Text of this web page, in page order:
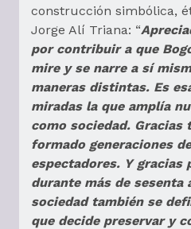
construcción simbólica,
Jorge Alí Triana: “
por contribuir a que
mire y se narre a sí
maneras distintas. Es
miradas la que amplía
como sociedad. Gracias
formado generaciones
espectadores. Y gracias
durante más de sesenta
sociedad también se
que decide preservar y